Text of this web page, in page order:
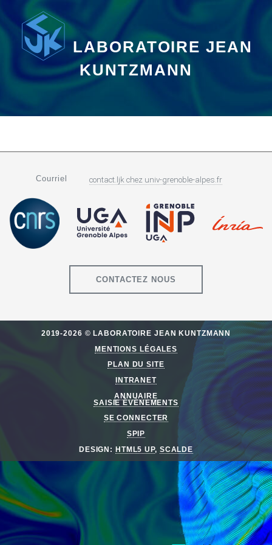
LABORATOIRE JEAN
KUNTZMANN
Courriel contact.ljk chez univ-grenoble-alpes.fr
CONTACTEZ NOUS
2019-2026 © LABORATOIRE JEAN KUNTZMANN
MENTIONS LÉGALES
PLAN DU SITE
INTRANET
ANNUAIRE
SAISIE ÉVÈNEMENTS
SE CONNECTER
SPIP
DESIGN: HTML5 UP, SCALDE